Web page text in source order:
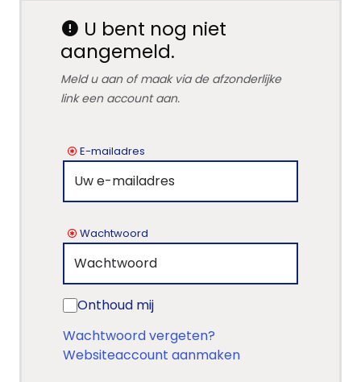
U bent nog niet
aangemeld.
Meld u aan of maak via de afzonderlijke
link een account aan.
E-mailadres
Wachtwoord
Onthoud mij
Wachtwoord vergeten?
Websiteaccount aanmaken